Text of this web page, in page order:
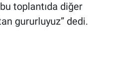
toplantıda diğer
gururluyuz” dedi.